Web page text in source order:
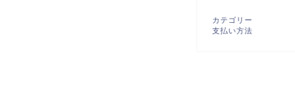
カテゴリー
支払い方法